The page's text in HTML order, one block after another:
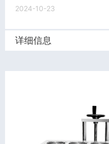
2024-10-23
详细信息